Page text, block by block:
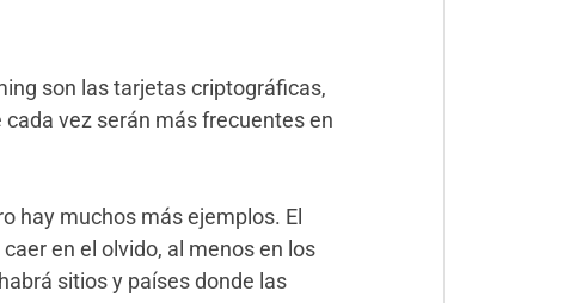
son las tarjetas criptográficas,
vez serán más frecuentes en
hay muchos más ejemplos. El
en el olvido, al menos en los
sitios y países donde las